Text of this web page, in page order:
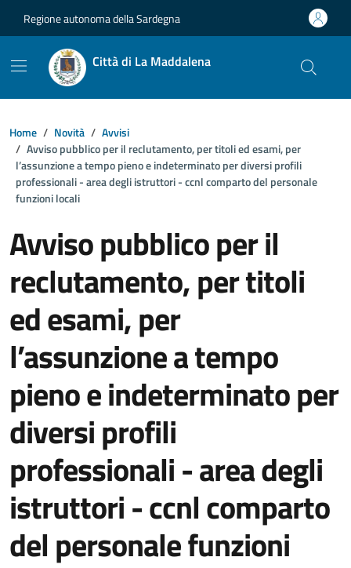
Regione autonoma della Sardegna
Città di La Maddalena
Home Novità
Avvisi
Avviso pubblico per il reclutamento, per titoli ed esami, per
l’assunzione a tempo pieno e indeterminato per diversi profili
professionali - area degli istruttori - ccnl comparto del personale
funzioni locali
Avviso pubblico per il
reclutamento, per titoli
ed esami, per
l’assunzione a tempo
pieno e indeterminato per
diversi profili
professionali - area degli
istruttori - ccnl comparto
del personale funzioni